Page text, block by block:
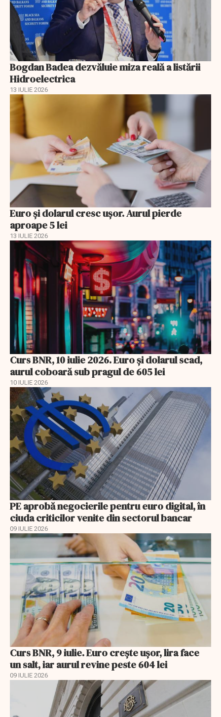
Bogdan Badea dezvăluie miza reală a listării
Hidroelectrica
13 IULIE 2026
Euro și dolarul cresc ușor. Aurul pierde
aproape 5 lei
13 IULIE 2026
Curs BNR, 10 iulie 2026. Euro și dolarul scad,
aurul coboară sub pragul de 605 lei
10 IULIE 2026
PE aprobă negocierile pentru euro digital, în
ciuda criticilor venite din sectorul bancar
09 IULIE 2026
Curs BNR, 9 iulie. Euro crește ușor, lira face
un salt, iar aurul revine peste 604 lei
09 IULIE 2026